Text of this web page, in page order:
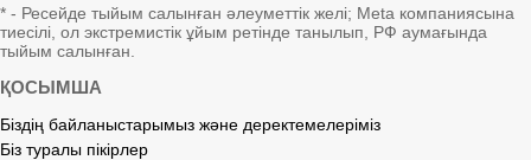
* - Ресейде тыйым салынған әлеуметтік желі; Meta компаниясына
тиесілі, ол экстремистік ұйым ретінде танылып, РФ аумағында
тыйым салынған.
ҚОСЫМША
Біздің байланыстарымыз және деректемелеріміз
Біз туралы пікірлер